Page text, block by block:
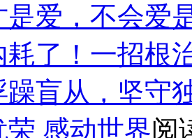
是爱，不会爱
耗了！一招根
躁盲从，坚守
荣 感动世界阅